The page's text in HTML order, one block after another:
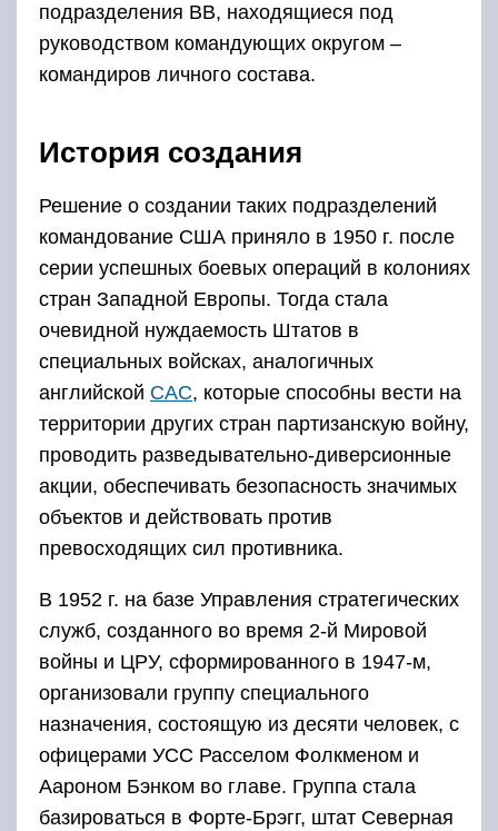
подразделения ВВ, находящиеся под
руководством командующих округом –
командиров личного состава.
История создания
Решение о создании таких подразделений
командование США приняло в 1950 г. после
серии успешных бо­евых операций в колониях
стран Западной Европы. Тогда стала
очевидной нуждаемость Штатов в
специальных войсках, аналогичных
английской САС, которые способны вести на
территории других стран партизанскую войну,
проводить разведывательно-диверсионные
акции, обеспечивать безопасность значимых
объектов и действовать против
превосходящих сил противника.
В 1952 г. на базе Управления стратегических
служб, созданного во время 2-й Мировой
войны и ЦРУ, сформи­рованного в 1947-м,
организовали группу специального
назначения, состоящую из десяти человек, с
офицерами УСС Расселом Фолкменом и
Аароном Бэнком во главе. Группа стала
базироваться в Форте-Брэгг, штат Северная